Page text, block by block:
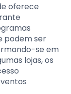
oferece
podem ser
se em
lojas, os